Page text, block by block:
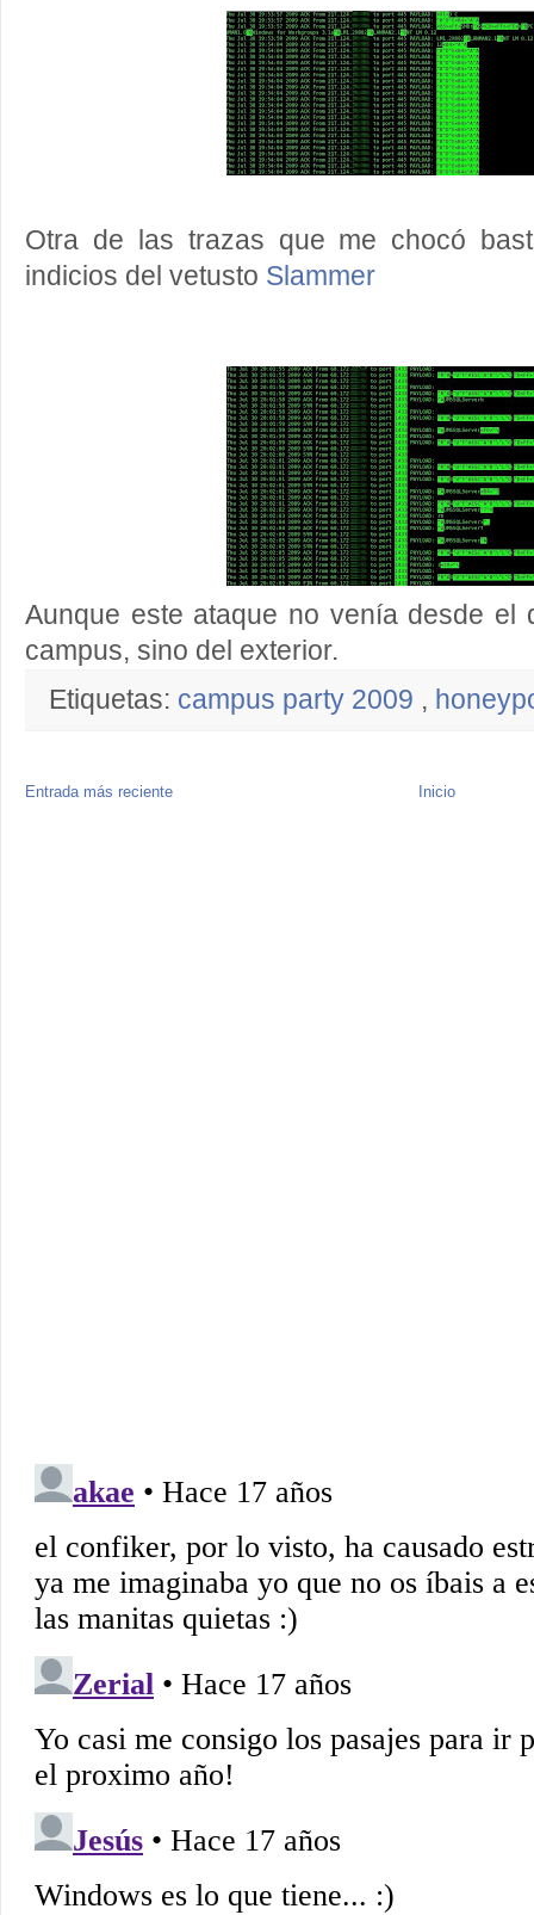
Otra de las trazas que me chocó
indicios del vetusto Slammer
Aunque este ataque no venía desde el
campus, sino del exterior.
Etiquetas: campus party 2009 ,
Entrada más reciente Inicio